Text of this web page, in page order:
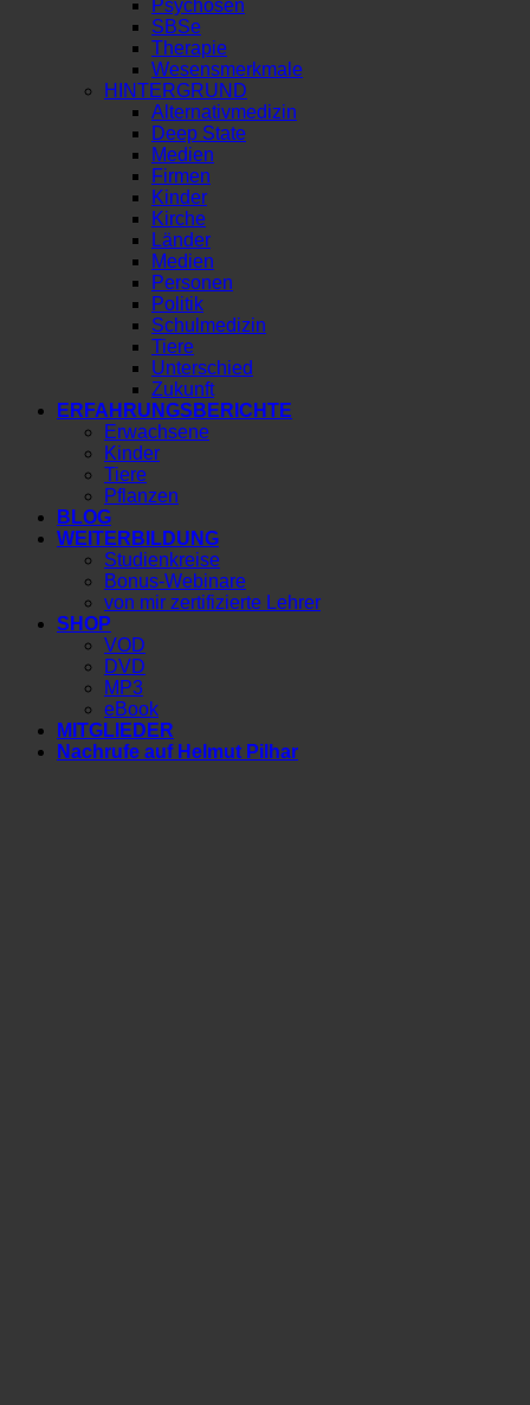
Psychosen
SBSe
Therapie
Wesensmerkmale
HINTERGRUND
Alternativmedizin
Deep State
Medien
Firmen
Kinder
Kirche
Länder
Medien
Personen
Politik
Schulmedizin
Tiere
Unterschied
Zukunft
ERFAHRUNGSBERICHTE
Erwachsene
Kinder
Tiere
Pflanzen
BLOG
WEITERBILDUNG
Studienkreise
Bonus-Webinare
von mir zertifizierte Lehrer
SHOP
VOD
DVD
MP3
eBook
MITGLIEDER
Nachrufe auf Helmut Pilhar